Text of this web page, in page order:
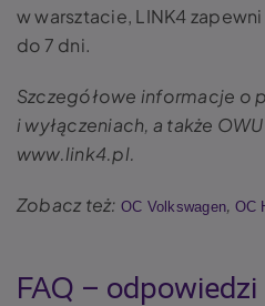
w warsztacie, LINK4
do 7 dni.
Szczegółowe informacje o
i wyłączeniach, a także
www.link4.pl.
Zobacz też: OC Volkswagen, OC
FAQ –